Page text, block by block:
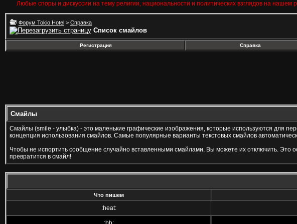
Любые споры и дискуссии на тему религии, национальности и политических взглядов на
Форум Tokio Hotel > Справка
Список смайлов
Регистрация Справка
Смайлы
Смайлы (smile - улыбка) - это маленькие графические изображения, которые используются для
концепция использования смайлов. Самые популярные варианты текстовых смайлов
Чтобы не испортить сообщение случайно вставленными смайлами, Вы можете их отключить. Это
превратится в смайл!
Что пишем
:heat: